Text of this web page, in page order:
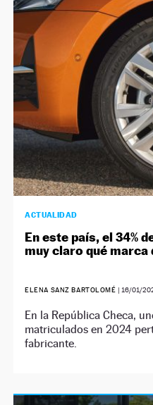
ACTUALIDAD
En este país, el 34%
muy claro qué
ELENA SANZ BARTOLOMÉ | 16/01/
En la República Checa,
matriculados en 2024
fabricante.